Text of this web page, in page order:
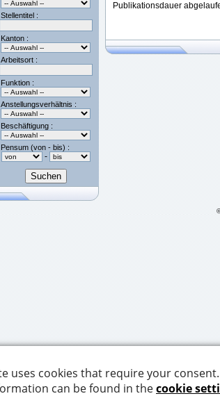
Stellentitel :
Kanton :
Arbeitsort :
Funktion :
Anstellungsverhältnis :
Beschäftigung :
Pensum (von - bis) :
-
Publikationsdauer